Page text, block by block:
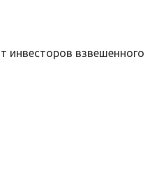
инвесторов взвешенного